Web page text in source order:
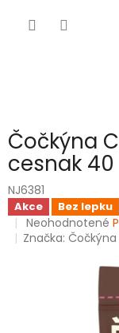
Čočkýna
cesnak 40
NJ6381
Akce Bez lepku
Priemerné
hodnotenie
Neohodnotené
Značka:Čočkýna